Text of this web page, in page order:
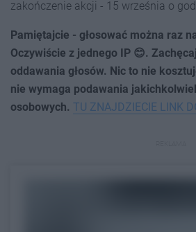
zakończenie akcji - 15 września o
Pamiętajcie - głosować można raz
Oczywiście z jednego IP 😊.
oddawania głosów. Nic to nie
nie wymaga podawania
osobowych. TU ZNAJDZIECIE LINK